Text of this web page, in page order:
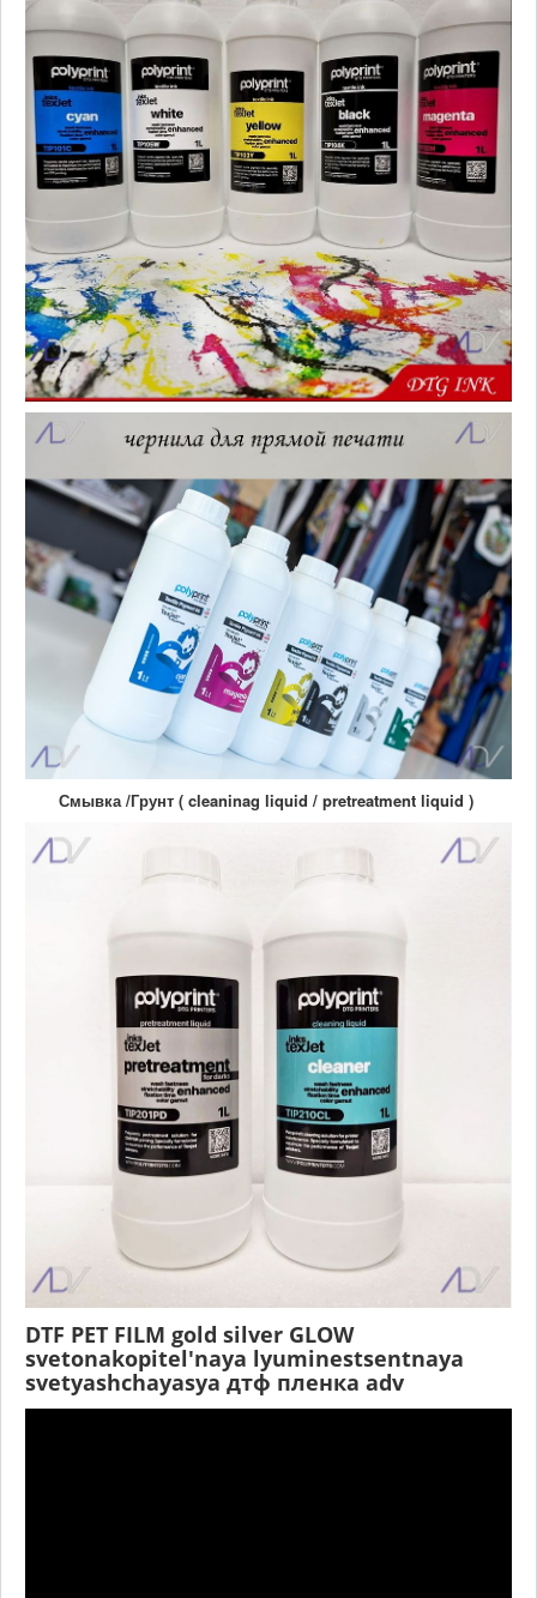
Смывка /Грунт ( cleaninag liquid / pretreatment liquid )
DTF PET FILM gold silver GLOW
svetonakopitel'naya lyuminestsentnaya
svetyashchayasya дтф пленка adv